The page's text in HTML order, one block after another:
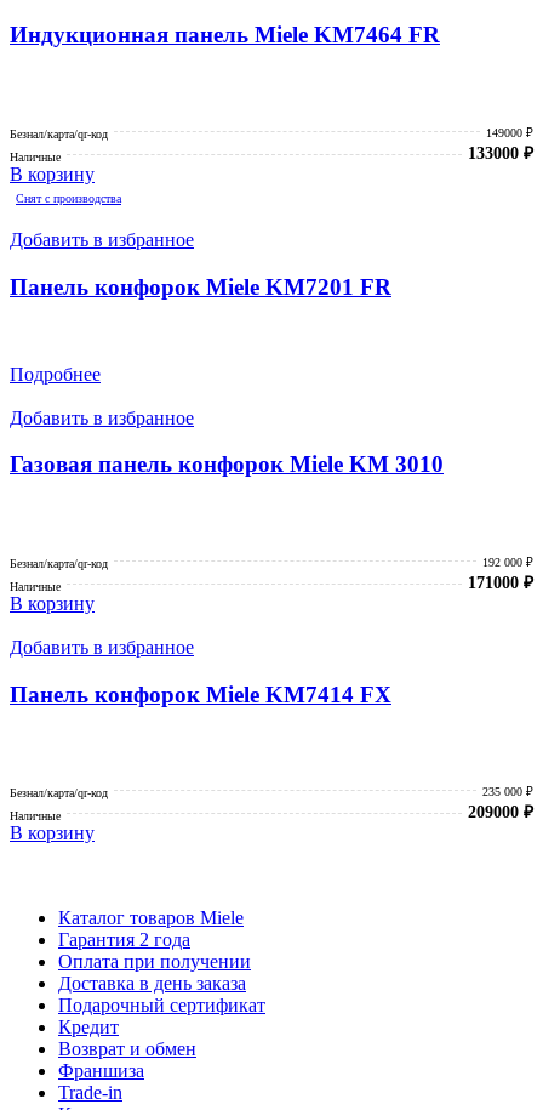
Индукционная панель Miele KM7464 FR
Безнал/карта/qr-код
149000 ₽
Наличные
133000 ₽
В корзину
Снят с производства
Добавить в избранное
Панель конфорок Miele KM7201 FR
Подробнее
Добавить в избранное
Газовая панель конфорок Miele KM 3010
Безнал/карта/qr-код
192 000 ₽
Наличные
171000 ₽
В корзину
Добавить в избранное
Панель конфорок Miele KM7414 FX
Безнал/карта/qr-код
235 000 ₽
Наличные
209000 ₽
В корзину
Каталог товаров Miele
Гарантия 2 года
Оплата при получении
Доставка в день заказа
Подарочный сертификат
Кредит
Возврат и обмен
Франшиза
Trade-in